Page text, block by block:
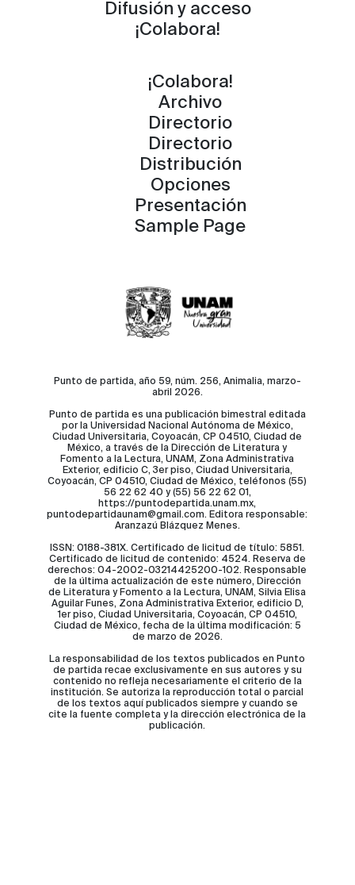
Difusión y acceso
¡Colabora!
¡Colabora!
Archivo
Directorio
Directorio
Distribución
Opciones
Presentación
Sample Page
Punto de partida, año 59, núm. 256, Animalia, marzo-
abril 2026.
Punto de partida es una publicación bimestral editada
por la Universidad Nacional Autónoma de México,
Ciudad Universitaria, Coyoacán, CP 04510, Ciudad de
México, a través de la Dirección de Literatura y
Fomento a la Lectura, UNAM, Zona Administrativa
Exterior, edificio C, 3er piso, Ciudad Universitaria,
Coyoacán, CP 04510, Ciudad de México, teléfonos (55)
56 22 62 40 y (55) 56 22 62 01,
https://puntodepartida.unam.mx,
puntodepartidaunam@gmail.com. Editora responsable:
Aranzazú Blázquez Menes.
ISSN: 0188-381X. Certificado de licitud de título: 5851.
Certificado de licitud de contenido: 4524. Reserva de
derechos: 04-2002-03214425200-102. Responsable
de la última actualización de este número, Dirección
de Literatura y Fomento a la Lectura, UNAM, Silvia Elisa
Aguilar Funes, Zona Administrativa Exterior, edificio D,
1er piso, Ciudad Universitaria, Coyoacán, CP 04510,
Ciudad de México, fecha de la última modificación: 5
de marzo de 2026.
La responsabilidad de los textos publicados en Punto
de partida recae exclusivamente en sus autores y su
contenido no refleja necesariamente el criterio de la
institución. Se autoriza la reproducción total o parcial
de los textos aquí publicados siempre y cuando se
cite la fuente completa y la dirección electrónica de la
publicación.